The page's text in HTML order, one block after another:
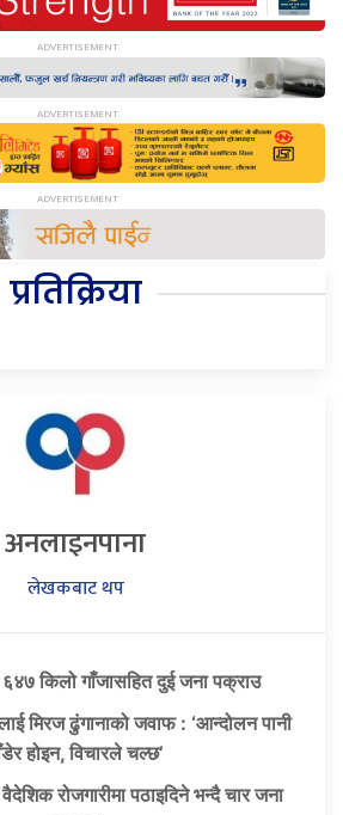
प्रतिक्रिया
अनलाइनपाना
लेखकबाट थप
किलो गाँजासहित दुई जना पक्राउ
मिरज ढुंगानाको जवाफ : ‘आन्दोलन पानी
होइन, विचारले चल्छ’
रोजगारीमा पठाइदिने भन्दै चार जना